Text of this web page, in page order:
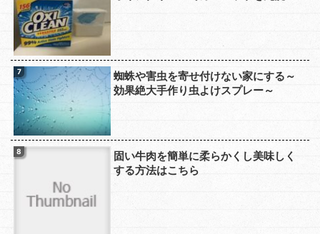
蜘蛛や害虫を寄せ付けない家にする～
効果絶大手作り虫よけスプレー～
固い牛肉を簡単に柔らかくし美味しく
する方法はこちら